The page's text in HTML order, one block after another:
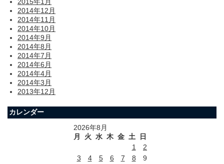
2014年12月
2014年11月
2014年10月
2014年9月
2014年8月
2014年7月
2014年6月
2014年4月
2014年3月
2013年12月
カレンダー
2026年8月
月
火 水 木 金 土
日
1
2
3
4 5 6 7 8
9